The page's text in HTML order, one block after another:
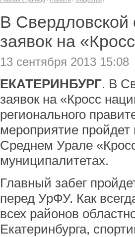
В Свердловской
заявок на
13 сентября 2013 15:08
ЕКАТЕРИНБУРГ. В
заявок на «Кросс
регионального
мероприятие
Среднем Урале
муниципалитетах.
Главный забег
перед УрФУ. Как
всех районов
Екатеринбурга,